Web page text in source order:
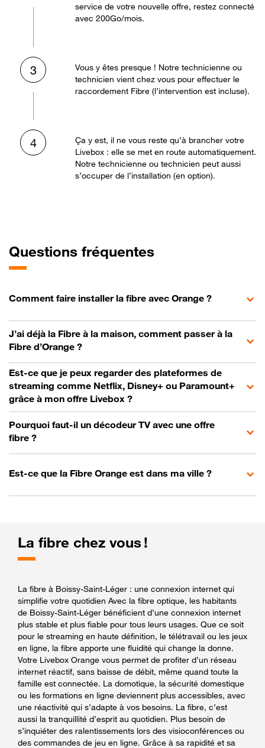
service de votre nouvelle offre, restez connecté
avec 200Go/mois.
3
Vous y êtes presque ! Notre technicienne ou
technicien vient chez vous pour effectuer le
raccordement Fibre (l’intervention est incluse).
4
Ça y est, il ne vous reste qu’à brancher votre
Livebox : elle se met en route automatiquement.
Notre technicienne ou technicien peut aussi
s’occuper de l’installation (en option).
Questions fréquentes
Comment faire installer la fibre avec Orange ?
J’ai déjà la Fibre à la maison, comment passer à la
Fibre d’Orange ?
Est-ce que je peux regarder des plateformes de
streaming comme Netflix, Disney+ ou Paramount+
grâce à mon offre Livebox ?
Pourquoi faut-il un décodeur TV avec une offre
fibre ?
Est-ce que la Fibre Orange est dans ma ville ?
La fibre chez vous !
La fibre à Boissy-Saint-Léger : une connexion internet qui
simplifie votre quotidien Avec la fibre optique, les habitants
de Boissy-Saint-Léger bénéficient d’une connexion internet
plus stable et plus fiable pour tous leurs usages. Que ce soit
pour le streaming en haute définition, le télétravail ou les jeux
en ligne, la fibre apporte une fluidité qui change la donne.
Votre Livebox Orange vous permet de profiter d’un réseau
internet réactif, sans baisse de débit, même quand toute la
famille est connectée. La domotique, la sécurité domestique
ou les formations en ligne deviennent plus accessibles, avec
une réactivité qui s’adapte à vos besoins. La fibre, c’est
aussi la tranquillité d’esprit au quotidien. Plus besoin de
s’inquiéter des ralentissements lors des visioconférences ou
des commandes de jeu en ligne. Grâce à sa rapidité et sa